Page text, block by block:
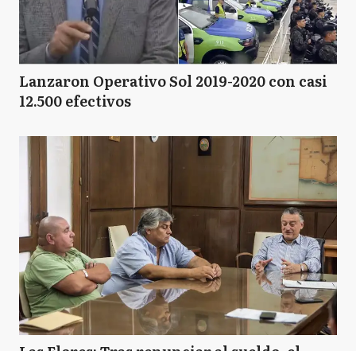
Lanzaron Operativo Sol 2019-2020 con casi
12.500 efectivos